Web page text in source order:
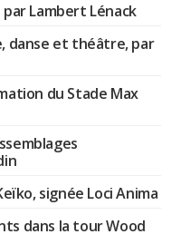
Lambert Lénack
danse et théâtre, par
du Stade Max
signée Loci Anima
dans la tour Wood